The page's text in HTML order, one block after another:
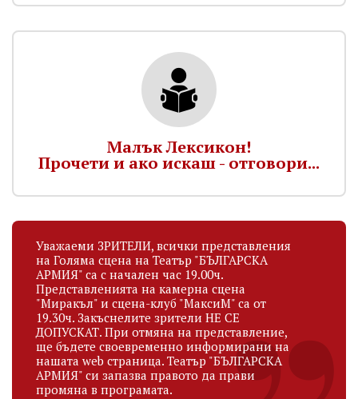
Малък Лексикон!
Прочети и ако искаш - отговори...
Уважаеми ЗРИТЕЛИ, всички представления
на Голяма сцена на Театър "БЪЛГАРСКА
АРМИЯ" са с начален час 19.00ч.
Представленията на камерна сцена
"Миракъл" и сцена-клуб "МаксиМ" са от
19.30ч. Закъснелите зрители НЕ СЕ
ДОПУСКАТ. При отмяна на представление,
ще бъдете своевременно информирани на
нашата web страница. Театър "БЪЛГАРСКА
АРМИЯ" си запазва правото да прави
промяна в програмата.